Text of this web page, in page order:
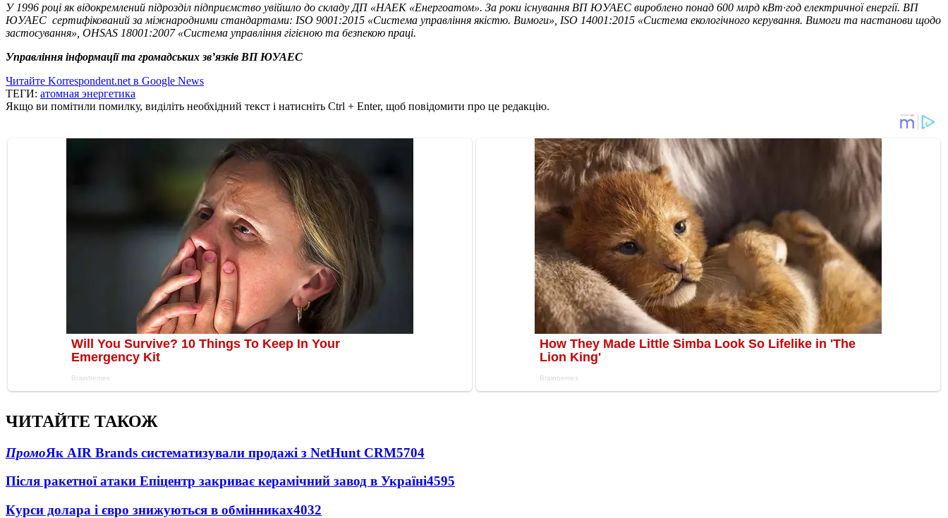
У 1996 році як відокремлений підрозділ підприємство увійшло до складу ДП «НАЕК «Енергоатом». За роки існування ВП ЮУАЕС вироблено понад 600 млрд кВт·год електричної енергії. ВП
ЮУАЕС сертифікований за міжнародними стандартами: ISO 9001:2015 «Система управління якістю. Вимоги», ISO 14001:2015 «Система екологічного керування. Вимоги та настанови щодо
застосування», OHSAS 18001:2007 «Система управління гігієною та безпекою праці.
Управління інформації та громадських зв’язків ВП ЮУАЕС
Читайте Korrespondent.net в Google News
ТЕГИ: атомная энергетика
Якщо ви помітили помилку, виділіть необхідний текст і натисніть Ctrl + Enter, щоб повідомити про це редакцію.
ЧИТАЙТЕ ТАКОЖ
ПромоЯк AIR Brands систематизували продажі з NetHunt CRM5704
Після ракетної атаки Епіцентр закриває керамічний завод в Україні4595
Курси долара і євро знижуються в обмінниках4032